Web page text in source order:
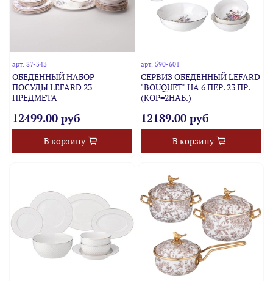
арт.87-343
ОБЕДЕННЫЙ НАБОР
ПОСУДЫ LEFARD 23
ПРЕДМЕТА
12499.00 руб
В корзину
арт. 590-601
СЕРВИЗ ОБЕДЕННЫЙ LEFARD
"BOUQUET" НА 6 ПЕР. 23 ПР.
(КОР=2НАБ.)
12189.00 руб
В корзину